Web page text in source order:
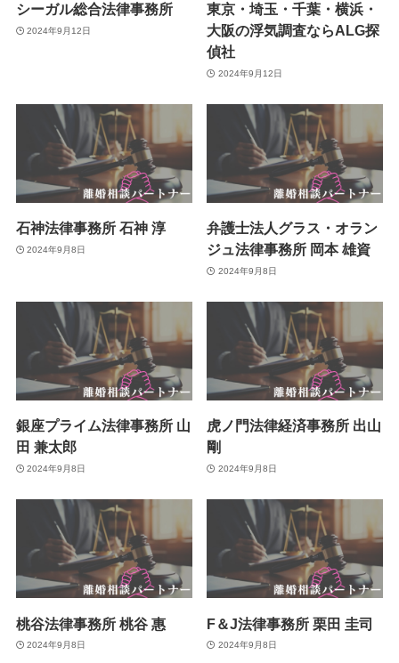
シーガル総合法律事務所
2024年9月12日
東京・埼玉・千葉・横浜・
大阪の浮気調査ならALG探
偵社
2024年9月12日
石神法律事務所 石神 淳
2024年9月8日
弁護士法人グラス・オラン
ジュ法律事務所 岡本 雄資
2024年9月8日
銀座プライム法律事務所 山
田 兼太郎
2024年9月8日
虎ノ門法律経済事務所 出山
剛
2024年9月8日
桃谷法律事務所 桃谷 惠
2024年9月8日
F＆J法律事務所 栗田 圭司
2024年9月8日